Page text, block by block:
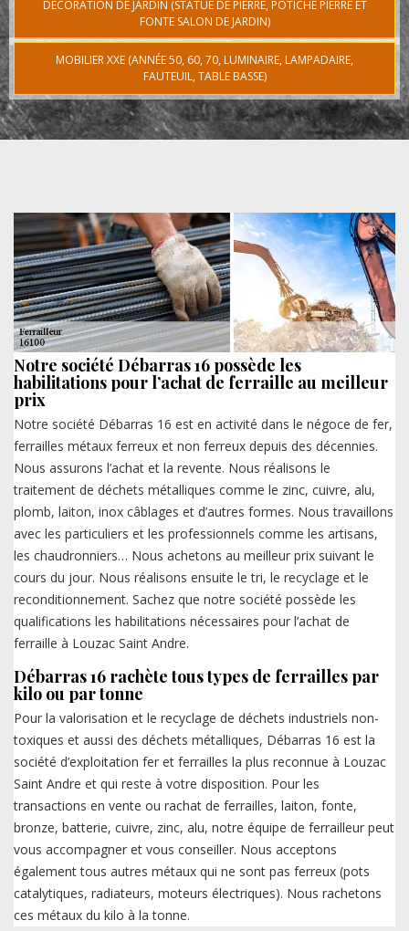
DÉCORATION DE JARDIN (STATUE DE PIERRE, POTICHE PIERRE ET
FONTE SALON DE JARDIN)
MOBILIER XXE (ANNÉE 50, 60, 70, LUMINAIRE, LAMPADAIRE,
FAUTEUIL, TABLE BASSE)
Notre société Débarras 16 possède les
habilitations pour l’achat de ferraille au meilleur
prix
Notre société Débarras 16 est en activité dans le négoce de fer,
ferrailles métaux ferreux et non ferreux depuis des décennies.
Nous assurons l’achat et la revente. Nous réalisons le
traitement de déchets métalliques comme le zinc, cuivre, alu,
plomb, laiton, inox câblages et d’autres formes. Nous travaillons
avec les particuliers et les professionnels comme les artisans,
les chaudronniers… Nous achetons au meilleur prix suivant le
cours du jour. Nous réalisons ensuite le tri, le recyclage et le
reconditionnement. Sachez que notre société possède les
qualifications les habilitations nécessaires pour l’achat de
ferraille à Louzac Saint Andre.
Débarras 16 rachète tous types de ferrailles par
kilo ou par tonne
Pour la valorisation et le recyclage de déchets industriels non-
toxiques et aussi des déchets métalliques, Débarras 16 est la
société d’exploitation fer et ferrailles la plus reconnue à Louzac
Saint Andre et qui reste à votre disposition. Pour les
transactions en vente ou rachat de ferrailles, laiton, fonte,
bronze, batterie, cuivre, zinc, alu, notre équipe de ferrailleur peut
vous accompagner et vous conseiller. Nous acceptons
également tous autres métaux qui ne sont pas ferreux (pots
catalytiques, radiateurs, moteurs électriques). Nous rachetons
ces métaux du kilo à la tonne.